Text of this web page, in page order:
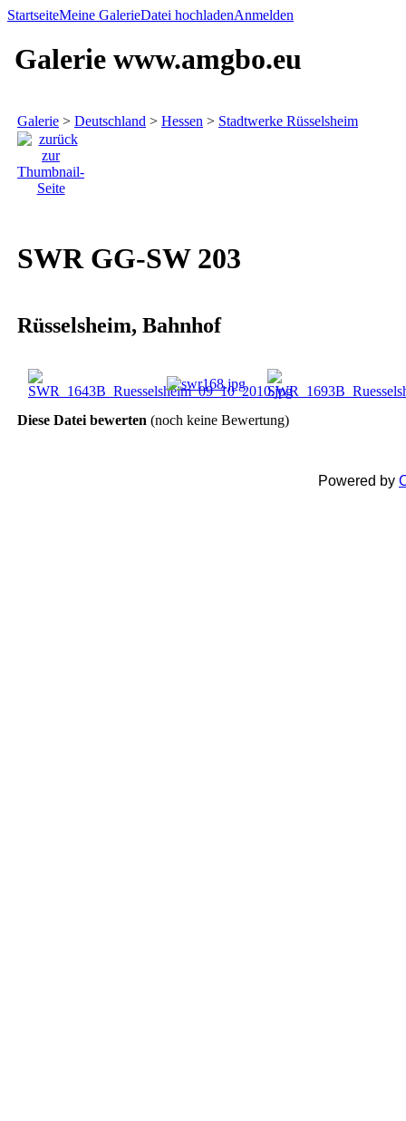
StartseiteMeine GalerieDatei hochladenAnmelden
Galerie www.amgbo.eu
Galerie > Deutschland > Hessen > Stadtwerke Rüsselsheim
SWR GG-SW 203
Rüsselsheim, Bahnhof
Diese Datei bewerten (noch keine Bewertung)
Powered by